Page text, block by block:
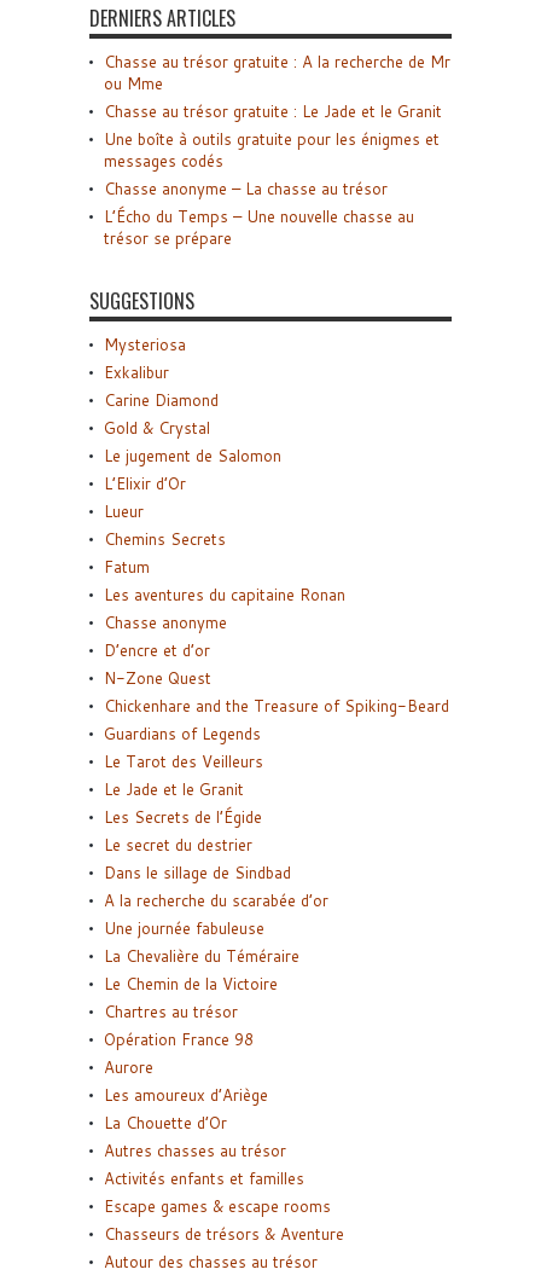
DERNIERS ARTICLES
Chasse au trésor gratuite : A la recherche de Mr
ou Mme
Chasse au trésor gratuite : Le Jade et le Granit
Une boîte à outils gratuite pour les énigmes et
messages codés
Chasse anonyme – La chasse au trésor
L’Écho du Temps – Une nouvelle chasse au
trésor se prépare
SUGGESTIONS
Mysteriosa
Exkalibur
Carine Diamond
Gold & Crystal
Le jugement de Salomon
L’Elixir d’Or
Lueur
Chemins Secrets
Fatum
Les aventures du capitaine Ronan
Chasse anonyme
D’encre et d’or
N-Zone Quest
Chickenhare and the Treasure of Spiking-Beard
Guardians of Legends
Le Tarot des Veilleurs
Le Jade et le Granit
Les Secrets de l’Égide
Le secret du destrier
Dans le sillage de Sindbad
A la recherche du scarabée d’or
Une journée fabuleuse
La Chevalière du Téméraire
Le Chemin de la Victoire
Chartres au trésor
Opération France 98
Aurore
Les amoureux d’Ariège
La Chouette d’Or
Autres chasses au trésor
Activités enfants et familles
Escape games & escape rooms
Chasseurs de trésors & Aventure
Autour des chasses au trésor